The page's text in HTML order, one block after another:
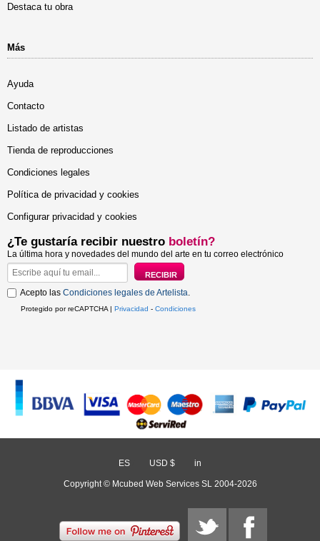
Destaca tu obra
Más
Ayuda
Contacto
Listado de artistas
Tienda de reproducciones
Condiciones legales
Política de privacidad y cookies
Configurar privacidad y cookies
¿Te gustaría recibir nuestro boletín?
La última hora y novedades del mundo del arte en tu correo electrónico
Acepto las Condiciones legales de Artelista.
Protegido por reCAPTCHA | Privacidad - Condiciones
ES USD $ in
Copyright © Mcubed Web Services SL 2004-2026